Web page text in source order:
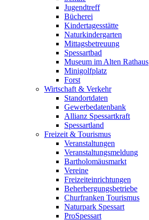
Jugendtreff
Bücherei
Kindertagesstätte
Naturkindergarten
Mittagsbetreuung
Spessartbad
Museum im Alten Rathaus
Minigolfplatz
Forst
Wirtschaft & Verkehr
Standortdaten
Gewerbedatenbank
Allianz Spessartkraft
Spessartland
Freizeit & Tourismus
Veranstaltungen
Veranstaltungsmeldung
Bartholomäusmarkt
Vereine
Freizeiteinrichtungen
Beherbergungsbetriebe
Churfranken Tourismus
Naturpark Spessart
ProSpessart